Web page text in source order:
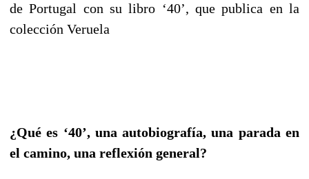
de Portugal con su libro ‘40’, que publica en la
colección Veruela
¿Qué es ‘40’, una autobiografía, una parada en
el camino, una reflexión general?